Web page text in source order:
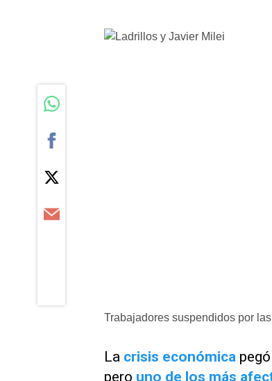
Trabajadores suspendidos por
La crisis económica
pero uno de los más